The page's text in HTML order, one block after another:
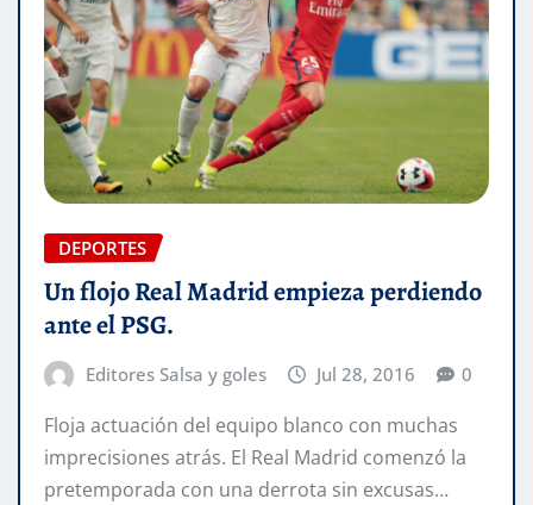
DEPORTES
Un flojo Real Madrid empieza perdiendo
ante el PSG.
Editores Salsa y goles Jul 28, 2016 0
Floja actuación del equipo blanco con muchas
imprecisiones atrás. El Real Madrid comenzó la
pretemporada con una derrota sin excusas…